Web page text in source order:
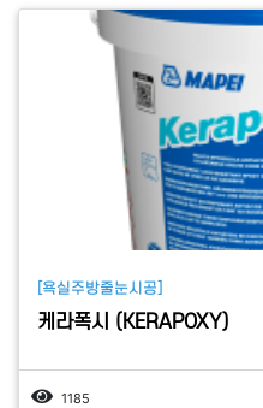
[욕실주방줄눈시공]
케라폭시 (KERAPOXY)
1185